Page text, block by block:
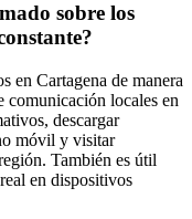
sobre los
en Cartagena de manera
comunicación locales en
descargar
móvil y visitar
También es útil
en dispositivos